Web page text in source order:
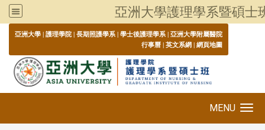
亞洲大學護理學系暨碩士
亞洲大學 | 護理學院 | 長期照護學系 | 學士後護理學系 | 亞洲大學附屬醫院
行事曆 | 英文系網 | 網頁地圖
MENU